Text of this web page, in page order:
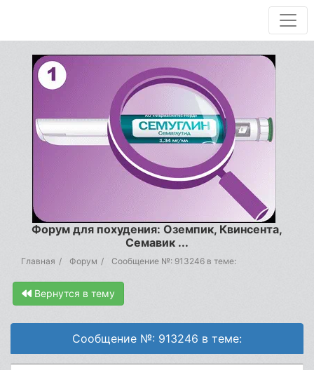
Форум для похудения: Оземпик, Квинсента,
Семавик ...
Главная Форум Сообщение №: 913246 в теме:
Вернутся в тему
Сообщение №: 913246 в теме: